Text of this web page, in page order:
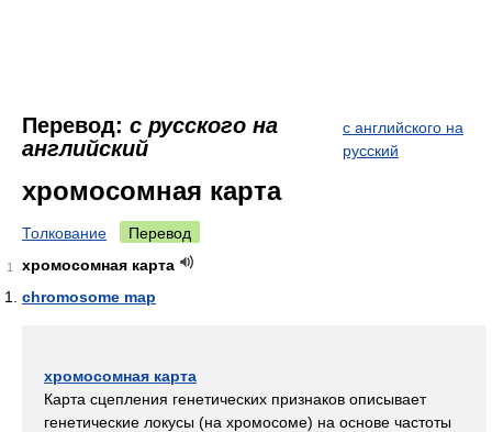
Перевод: с русского на
английский
с английского на
русский
хромосомная карта
Толкование Перевод
1
хромосомная карта
chromosome map
хромосомная карта
Карта сцепления генетических признаков описывает
генетические локусы (на хромосоме) на основе частоты